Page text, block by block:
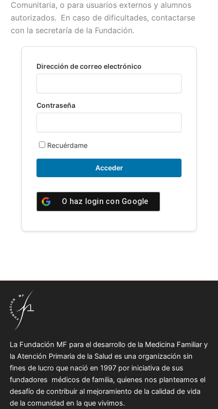
b
o
o
k
l
s
A
p
p
L
i
n
k
t
a
r
t
i
Comunitaria, o para usuarios externos y alumnos
autorizados. En caso de dificultades, contactarse
con la secretaría de la Fundación.
Dirección de correo electrónico
Contraseña
Recuérdame
O haz login con Google
La Fundación MF para el desarrollo de la Medicina Familiar y
la Atención Primaria de la Salud es una organización sin
fines de lucro que nació en 1997 por iniciativa de sus
fundadores médicos de familia, quienes nos planteamos el
desafío de contribuir al mejoramiento de la calidad de vida
de la comunidad en la que vivimos.